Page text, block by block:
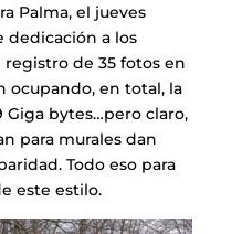
Palma, el jueves
dedicación a los
de 35 fotos en
ocupando, en total, la
Giga bytes…pero claro,
para murales dan
Todo eso para
este estilo.